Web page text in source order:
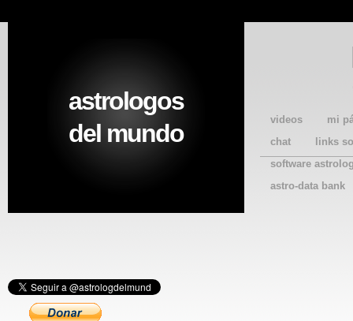
videos
mi
chat
links
software
astro-data bank
astrologos
del mundo